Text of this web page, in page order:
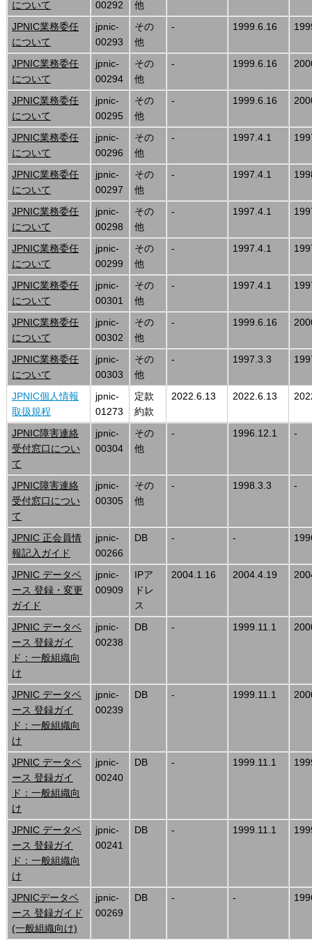
について
00292
他
JPNIC業務委任
について
jpnic-
00293
その
他
- 1999.6.16
JPNIC業務委任
について
jpnic-
00294
その
他
- 1999.6.16
JPNIC業務委任
について
jpnic-
00295
その
他
- 1999.6.16
JPNIC業務委任
について
jpnic-
00296
その
他
- 1997.4.1
JPNIC業務委任
について
jpnic-
00297
その
他
- 1997.4.1
JPNIC業務委任
について
jpnic-
00298
その
他
- 1997.4.1
JPNIC業務委任
について
jpnic-
00299
その
他
- 1997.4.1
JPNIC業務委任
について
jpnic-
00301
その
他
- 1997.4.1
JPNIC業務委任
について
jpnic-
00302
その
他
- 1999.6.16
JPNIC業務委任
について
jpnic-
00303
その
他
- 1997.3.3
JPNIC個人情報
取扱規程
jpnic-
01273
定款
約款
2022.6.13 2022.6.13
JPNIC障害連絡
受付窓口につい
て
jpnic-
00304
その
他
- 1996.12.1 -
JPNIC障害連絡
受付窓口につい
て
jpnic-
00305
その
他
- 1998.3.3 -
JPNIC 正会員情
報記入ガイド
jpnic-
00266
DB - -
JPNIC データベ
ース 登録・変更
ガイド
jpnic-
00909
IPア
ドレ
ス
2004.1.16 2004.4.19
JPNIC データベ
ース 登録ガイ
ド：一般組織向
け
jpnic-
00238
DB - 1999.11.1
JPNIC データベ
ース 登録ガイ
ド：一般組織向
け
jpnic-
00239
DB - 1999.11.1
JPNIC データベ
ース 登録ガイ
ド：一般組織向
け
jpnic-
00240
DB - 1999.11.1
JPNIC データベ
ース 登録ガイ
ド：一般組織向
け
jpnic-
00241
DB - 1999.11.1
JPNICデータベ
ース 登録ガイド
(一般組織向け)
jpnic-
00269
DB - -